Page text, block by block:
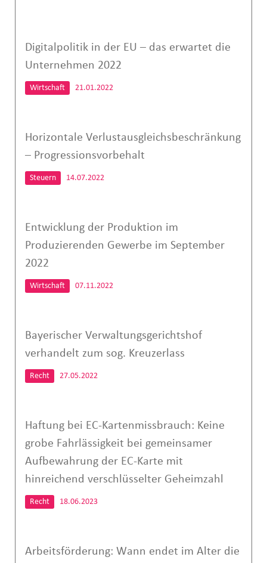
Digitalpolitik in der EU – das erwartet die
Unternehmen 2022
Wirtschaft 21.01.2022
Horizontale Verlustausgleichsbeschränkung
– Progressionsvorbehalt
Steuern 14.07.2022
Entwicklung der Produktion im
Produzierenden Gewerbe im September
2022
Wirtschaft 07.11.2022
Bayerischer Verwaltungsgerichtshof
verhandelt zum sog. Kreuzerlass
Recht 27.05.2022
Haftung bei EC-Kartenmissbrauch: Keine
grobe Fahrlässigkeit bei gemeinsamer
Aufbewahrung der EC-Karte mit
hinreichend verschlüsselter Geheimzahl
Recht 18.06.2023
Arbeitsförderung: Wann endet im Alter die